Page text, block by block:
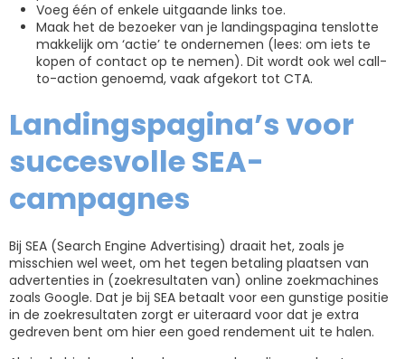
Voeg één of enkele uitgaande links toe.
Maak het de bezoeker van je landingspagina tenslotte
makkelijk om ‘actie’ te ondernemen (lees: om iets te
kopen of contact op te nemen). Dit wordt ook wel call-
to-action genoemd, vaak afgekort tot CTA.
Landingspagina’s voor
succesvolle SEA-
campagnes
Bij SEA (Search Engine Advertising) draait het, zoals je
misschien wel weet, om het tegen betaling plaatsen van
advertenties in (zoekresultaten van) online zoekmachines
zoals Google. Dat je bij SEA betaalt voor een gunstige positie
in de zoekresultaten zorgt er uiteraard voor dat je extra
gedreven bent om hier een goed rendement uit te halen.